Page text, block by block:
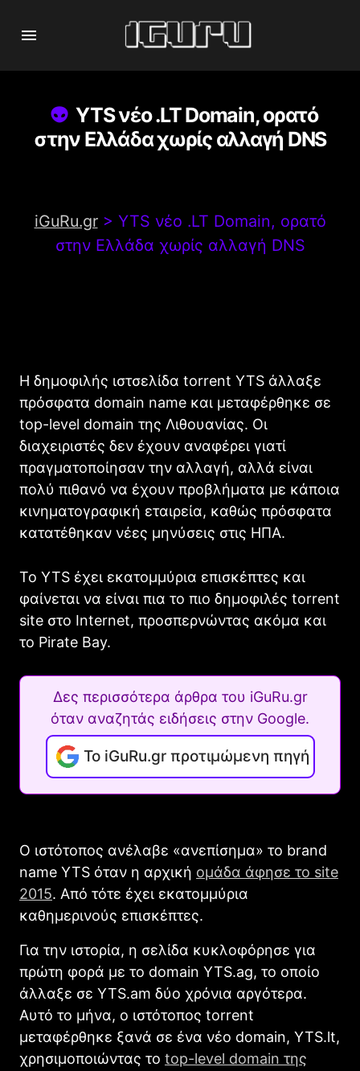
YTS νέο .LT Domain, ορατό
στην Ελλάδα χωρίς αλλαγή DNS
iGuRu.gr> YTS νέο .LT Domain, ορατό
στην Ελλάδα χωρίς αλλαγή DNS
Η δημοφιλής ιστσελίδα torrent YTS άλλαξε
πρόσφατα domain name και μεταφέρθηκε σε
top-level domain της Λιθουανίας. Οι
διαχειριστές δεν έχουν αναφέρει γιατί
πραγματοποίησαν την αλλαγή, αλλά είναι
πολύ πιθανό να έχουν προβλήματα με κάποια
κινηματογραφική εταιρεία, καθώς πρόσφατα
κατατέθηκαν νέες μηνύσεις στις ΗΠΑ.
Το YTS έχει εκατομμύρια επισκέπτες και
φαίνεται να είναι πια το πιο δημοφιλές torrent
site στο Internet, προσπερνώντας ακόμα και
το Pirate Bay.
Δες περισσότερα άρθρα του iGuRu.gr
όταν αναζητάς ειδήσεις στην Google.
Το iGuRu.gr προτιμώμενη πηγή
Ο ιστότοπος ανέλαβε «ανεπίσημα» το brand
name YTS όταν η αρχική ομάδα άφησε το site
2015. Από τότε έχει εκατομμύρια
καθημερινούς επισκέπτες.
Για την ιστορία, η σελίδα κυκλοφόρησε για
πρώτη φορά με το domain YTS.ag, το οποίο
άλλαξε σε YTS.am δύο χρόνια αργότερα.
Αυτό το μήνα, ο ιστότοπος torrent
μεταφέρθηκε ξανά σε ένα νέο domain, YTS.lt,
χρησιμοποιώντας το top-level domain της